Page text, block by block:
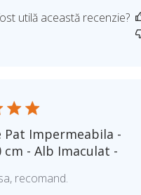
utilă această recenzie?
Pat Impermeabila -
cm - Alb Imaculat -
recomand.